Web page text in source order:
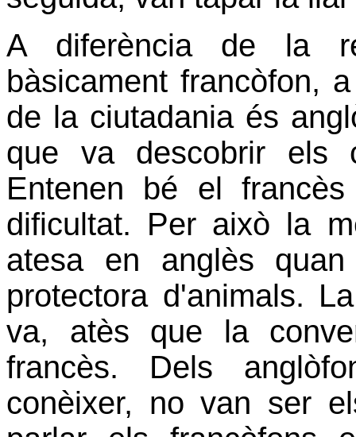
A diferència de la
bàsicament francòfon,
de la ciutadania és
que va descobrir els
Entenen bé el
dificultat. Per això la
atesa en anglès
protectora d'animals.
va, atès que la
francès. Dels
conèixer, no van ser